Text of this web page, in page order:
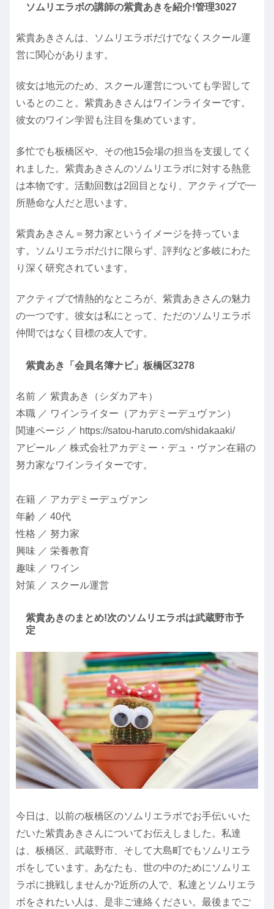
ソムリエラボの講師の紫貴あきを紹介!管理3027
紫貴あきさんは、ソムリエラボだけでなくスクール運
営に関心があります。
彼女は地元のため、スクール運営についても学習して
いるとのこと。紫貴あきさんはワインライターです。
彼女のワイン学習も注目を集めています。
多忙でも板橋区や、その他15会場の担当を支援してく
れました。紫貴あきさんのソムリエラボに対する熱意
は本物です。活動回数は2回目となり、アクティブで一
所懸命な人だと思います。
紫貴あきさん＝努力家というイメージを持っていま
す。ソムリエラボだけに限らず、評判など多岐にわた
り深く研究されています。
アクティブで情熱的なところが、紫貴あきさんの魅力
の一つです。彼女は私にとって、ただのソムリエラボ
仲間ではなく目標の友人です。
紫貴あき「会員名簿ナビ」板橋区3278
名前 ／ 紫貴あき（シダカアキ）
本職 ／ ワインライター（アカデミーデュヴァン）
関連ページ ／ https://satou-haruto.com/shidakaaki/
アピール ／ 株式会社アカデミー・デュ・ヴァン在籍の
努力家なワインライターです。
在籍 ／ アカデミーデュヴァン
年齢 ／ 40代
性格 ／ 努力家
興味 ／ 栄養教育
趣味 ／ ワイン
対策 ／ スクール運営
紫貴あきのまとめ!次のソムリエラボは武蔵野市予
定
今日は、以前の板橋区のソムリエラボでお手伝いいた
だいた紫貴あきさんについてお伝えしました。私達
は、板橋区、武蔵野市、そして大島町でもソムリエラ
ボをしています。あなたも、世の中のためにソムリエ
ラボに挑戦しませんか?近所の人で、私達とソムリエラ
ボをされたい人は、是非ご連絡ください。最後までご